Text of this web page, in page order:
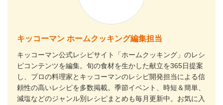
キッコーマン ホームクッキング編集担当
キッコーマン公式レシピサイト「ホームクッキング」のレシ
ピコンテンツを編集。旬の食材を生かした献立を365日提案
し、プロの料理家とキッコーマンのレシピ開発担当による信
頼性の高いレシピを多数掲載。季節イベント、時短＆簡単、
減塩などのジャンル別レシピまとめも毎月更新中。お気に入